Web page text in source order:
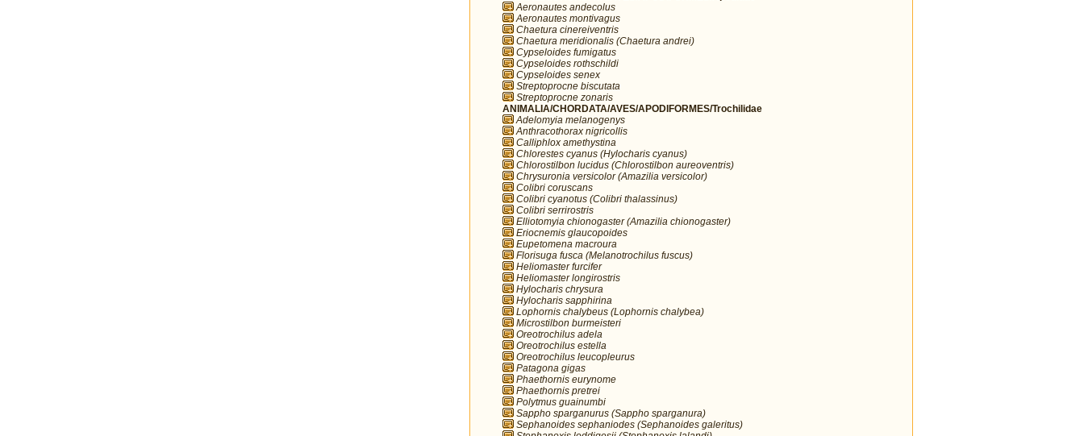
Aeronautes andecolus
Aeronautes montivagus
Chaetura cinereiventris
Chaetura meridionalis (Chaetura andrei)
Cypseloides fumigatus
Cypseloides rothschildi
Cypseloides senex
Streptoprocne biscutata
Streptoprocne zonaris
ANIMALIA/CHORDATA/AVES/APODIFORMES/Trochilidae
Adelomyia melanogenys
Anthracothorax nigricollis
Calliphlox amethystina
Chlorestes cyanus (Hylocharis cyanus)
Chlorostilbon lucidus (Chlorostilbon aureoventris)
Chrysuronia versicolor (Amazilia versicolor)
Colibri coruscans
Colibri cyanotus (Colibri thalassinus)
Colibri serrirostris
Elliotomyia chionogaster (Amazilia chionogaster)
Eriocnemis glaucopoides
Eupetomena macroura
Florisuga fusca (Melanotrochilus fuscus)
Heliomaster furcifer
Heliomaster longirostris
Hylocharis chrysura
Hylocharis sapphirina
Lophornis chalybeus (Lophornis chalybea)
Microstilbon burmeisteri
Oreotrochilus adela
Oreotrochilus estella
Oreotrochilus leucopleurus
Patagona gigas
Phaethornis eurynome
Phaethornis pretrei
Polytmus guainumbi
Sappho sparganurus (Sappho sparganura)
Sephanoides sephaniodes (Sephanoides galeritus)